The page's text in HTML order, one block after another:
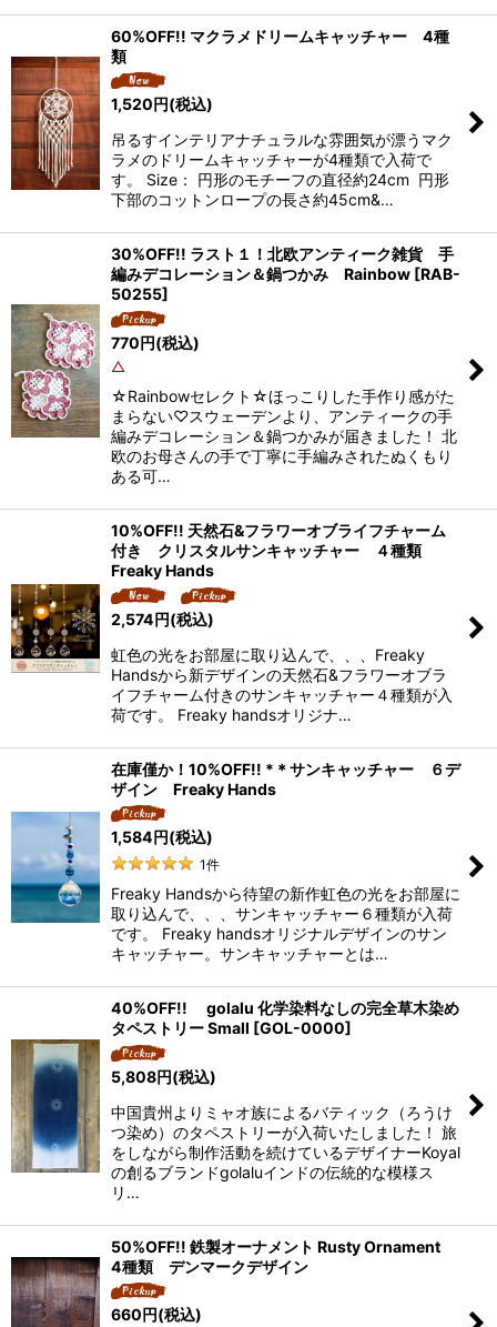
60%OFF!! マクラメドリームキャッチャー 4種
類
1,520円(税込)
吊るすインテリアナチュラルな雰囲気が漂うマク
ラメのドリームキャッチャーが4種類で入荷で
す。 Size： 円形のモチーフの直径約24cm 円形
下部のコットンロープの長さ約45cm&…
30%OFF!! ラスト１！北欧アンティーク雑貨 手
編みデコレーション＆鍋つかみ Rainbow [RAB-
50255]
770円(税込)
△
☆Rainbowセレクト☆ほっこりした手作り感がた
まらない♡スウェーデンより、アンティークの手
編みデコレーション＆鍋つかみが届きました！ 北
欧のお母さんの手で丁寧に手編みされたぬくもり
ある可…
10%OFF!! 天然石&フラワーオブライフチャーム
付き クリスタルサンキャッチャー ４種類
Freaky Hands
2,574円(税込)
虹色の光をお部屋に取り込んで、、、Freaky
Handsから新デザインの天然石&フラワーオブラ
イフチャーム付きのサンキャッチャー４種類が入
荷です。 Freaky handsオリジナ…
在庫僅か！10%OFF!! *＊サンキャッチャー ６デ
ザイン Freaky Hands
1,584円(税込)
1件
Freaky Handsから待望の新作虹色の光をお部屋に
取り込んで、、、サンキャッチャー６種類が入荷
です。 Freaky handsオリジナルデザインのサン
キャッチャー。サンキャッチャーとは…
40%OFF!! golalu 化学染料なしの完全草木染め
タペストリー Small [GOL-0000]
5,808円(税込)
中国貴州よりミャオ族によるバティック（ろうけ
つ染め）のタペストリーが入荷いたしました！ 旅
をしながら制作活動を続けているデザイナーKoyal
の創るブランドgolaluインドの伝統的な模様ス
リ…
50%OFF!! 鉄製オーナメント Rusty Ornament
4種類 デンマークデザイン
660円(税込)